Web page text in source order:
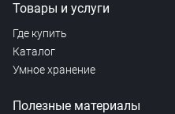
Товары и услуги
Где купить
Каталог
Умное хранение
Полезные материалы